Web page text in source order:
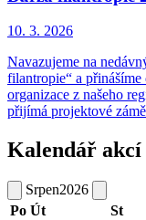
10. 3. 2026
Navazujeme na
filantropie“ a
organizace z našeho
přijímá projektové
Kalendář akcí
Srpen2026
Po Út St